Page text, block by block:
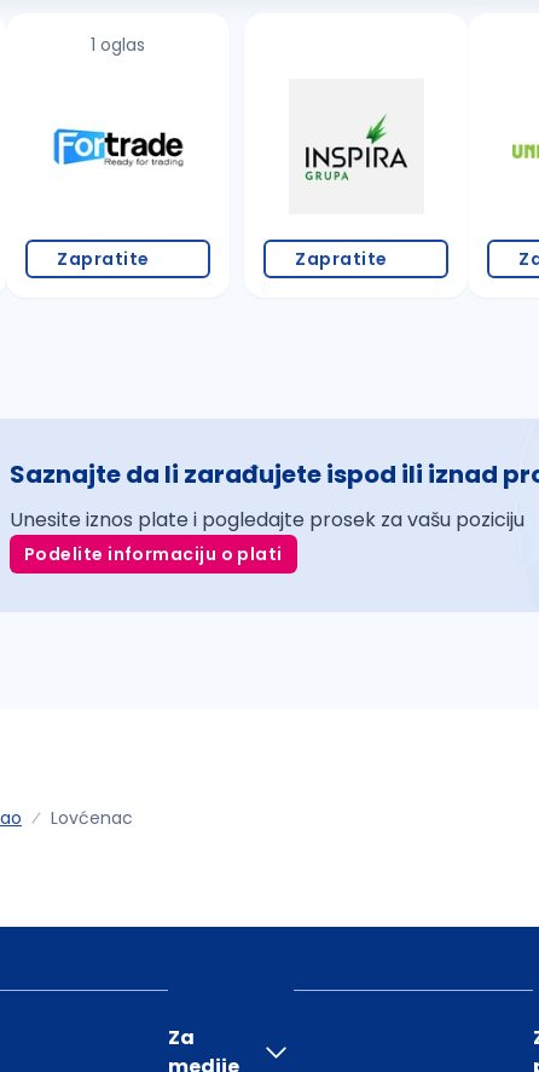
1 oglas
Zapratite Zapratite
Saznajte da li zarađujete ispod ili iznad
Unesite iznos plate i pogledajte prosek za vašu poziciju
Podelite informaciju o plati
Lovćenac
Za
medije